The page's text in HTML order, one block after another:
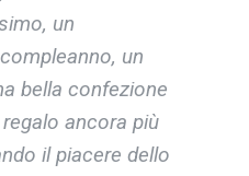
un
un
bella confezione
ancora più
il piacere dello